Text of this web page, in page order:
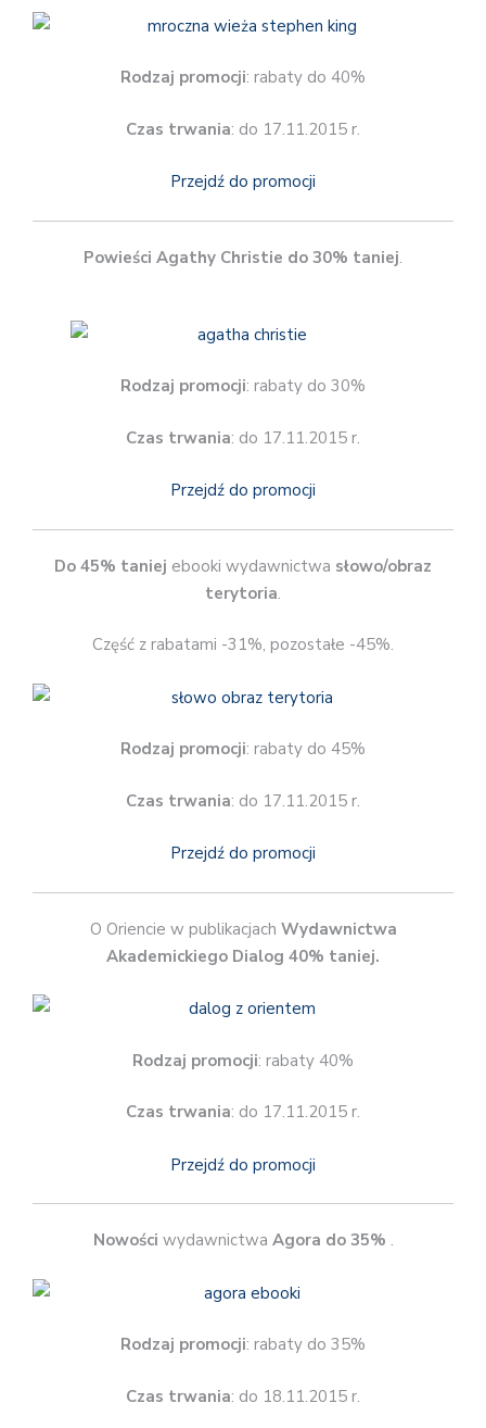
Rodzaj promocji: rabaty do 40%
Czas trwania: do 17.11.2015 r.
Przejdź do promocji
Powieści Agathy Christie do 30% taniej.
Rodzaj promocji: rabaty do 30%
Czas trwania: do 17.11.2015 r.
Przejdź do promocji
Do 45% taniej ebooki wydawnictwa słowo/obraz
terytoria.
Część z rabatami -31%, pozostałe -45%.
Rodzaj promocji: rabaty do 45%
Czas trwania: do 17.11.2015 r.
Przejdź do promocji
O Oriencie w publikacjach Wydawnictwa
Akademickiego Dialog 40% taniej.
Rodzaj promocji: rabaty 40%
Czas trwania: do 17.11.2015 r.
Przejdź do promocji
Nowości wydawnictwa Agora do 35% .
Rodzaj promocji: rabaty do 35%
Czas trwania: do 18.11.2015 r.